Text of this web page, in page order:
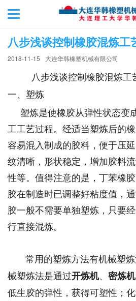
八步浅谈控制橡胶混炼工
2018-11-15 大连华韩橡塑机械有限公司
八步浅谈控制橡胶混炼工
一、塑炼
塑炼是使橡胶从弹性状态变
工工艺过程。经适当塑炼后的
容易混入制成的胶料，便于压
纹清晰，形状稳定，增加胶料
性等。值得注意的是，丁苯橡
胶在制造时已调整好粘度值，
胶一般不需要单独塑炼，只要
行直接混炼。
常用的塑炼方法有机械塑
械塑炼法是通过开炼机、 密炼机
低生胶的弹性，获得可塑性；